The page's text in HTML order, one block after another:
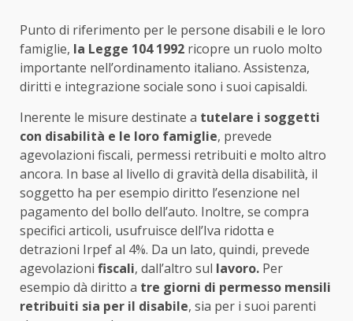
Punto di riferimento per le persone disabili e le loro
famiglie, la Legge 104 1992 ricopre un ruolo molto
importante nell’ordinamento italiano. Assistenza,
diritti e integrazione sociale sono i suoi capisaldi.
Inerente le misure destinate a tutelare i soggetti
con disabilità e le loro famiglie, prevede
agevolazioni fiscali, permessi retribuiti e molto altro
ancora. In base al livello di gravità della disabilità, il
soggetto ha per esempio diritto l’esenzione nel
pagamento del bollo dell’auto. Inoltre, se compra
specifici articoli, usufruisce dell’Iva ridotta e
detrazioni Irpef al 4%. Da un lato, quindi, prevede
agevolazioni fiscali, dall’altro sul lavoro. Per
esempio dà diritto a tre giorni di permesso mensili
retribuiti sia per il disabile, sia per i suoi parenti